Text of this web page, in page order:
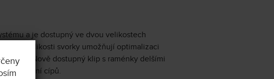
a je dostupný ve dvou velikostech
různé velikosti svorky umožňují optimalizaci
Nově dostupný klip s raménky delšími
zachycení cípů.